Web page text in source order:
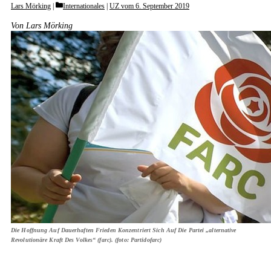
Lars Mörking Categories
Internationales UZ vom 6. September 2019
Von Lars Mörking
Die Hoffnung Auf Dauerhaften Frieden Konzentriert Sich Auf Die Partei „alternative
Revolutionäre Kraft Des Volkes“ (farc). (foto: Partidofarc)